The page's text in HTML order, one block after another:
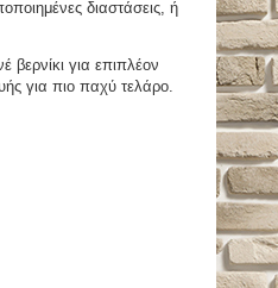
διαστάσεις, ή
για επιπλέον
για πιο παχύ τελάρο.